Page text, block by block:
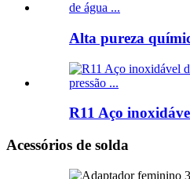
Alta pureza
R11 Aço
Acessórios de solda